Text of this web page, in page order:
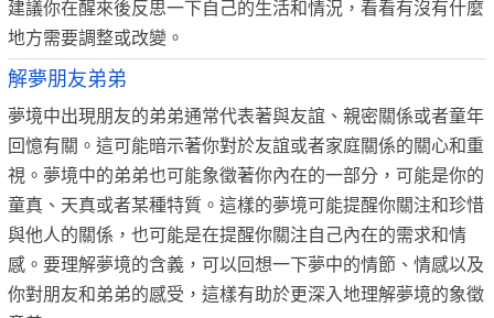
建議你在醒來後反思一下自己的生活和情況，看看有沒有什麼
地方需要調整或改變。
解夢朋友弟弟
夢境中出現朋友的弟弟通常代表著與友誼、親密關係或者童年
回憶有關。這可能暗示著你對於友誼或者家庭關係的關心和重
視。夢境中的弟弟也可能象徵著你內在的一部分，可能是你的
童真、天真或者某種特質。這樣的夢境可能提醒你關注和珍惜
與他人的關係，也可能是在提醒你關注自己內在的需求和情
感。要理解夢境的含義，可以回想一下夢中的情節、情感以及
你對朋友和弟弟的感受，這樣有助於更深入地理解夢境的象徵